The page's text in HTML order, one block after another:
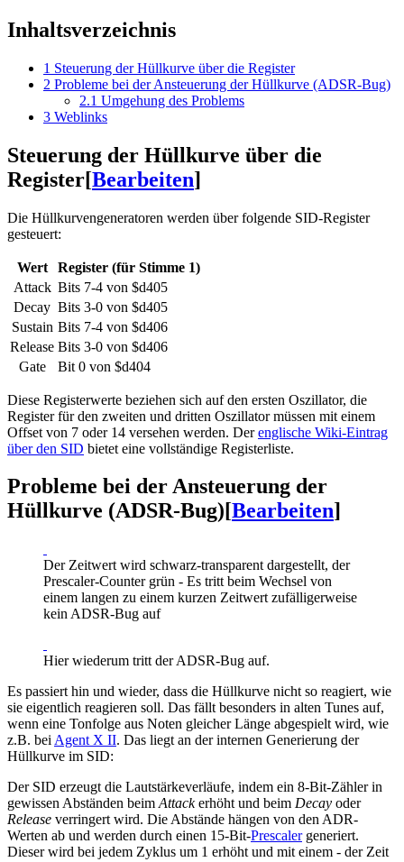
Inhaltsverzeichnis
1 Steuerung der Hüllkurve über die Register
2 Probleme bei der Ansteuerung der Hüllkurve (ADSR-Bug)
2.1 Umgehung des Problems
3 Weblinks
Steuerung der Hüllkurve über die
Register[Bearbeiten]
Die Hüllkurvengeneratoren werden über folgende SID-Register
gesteuert:
Wert
Register (für Stimme 1)
Attack Bits 7-4 von $d405
Decay Bits 3-0 von $d405
Sustain Bits 7-4 von $d406
Release Bits 3-0 von $d406
Gate
Bit 0 von $d404
Diese Registerwerte beziehen sich auf den ersten Oszillator, die
Register für den zweiten und dritten Oszillator müssen mit einem
Offset von 7 oder 14 versehen werden. Derenglische Wiki-Eintrag
über den SID bietet eine vollständige Registerliste.
Probleme bei der Ansteuerung der
Hüllkurve (ADSR-Bug)[Bearbeiten]
Der Zeitwert wird schwarz-transparent dargestellt, der
Prescaler-Counter grün - Es tritt beim Wechsel von
einem langen zu einem kurzen Zeitwert zufälligerweise
kein ADSR-Bug auf
Hier wiederum tritt der ADSR-Bug auf.
Es passiert hin und wieder, dass die Hüllkurve nicht so reagiert, wie
sie eigentlich reagieren soll. Das fällt besonders in alten Tunes auf,
wenn eine Tonfolge aus Noten gleicher Länge abgespielt wird, wie
z.B. bei Agent X II. Das liegt an der internen Generierung der
Hüllkurve im SID:
Der SID erzeugt die Lautstärkeverläufe, indem ein 8-Bit-Zähler in
gewissen Abständen beim Attackerhöht und beim Decay oder
Release verringert wird. Die Abstände hängen von den ADR-
Werten ab und werden durch einen 15-Bit-Prescalergeneriert.
Dieser wird bei jedem Zyklus um 1 erhöht und mit einem - der Zeit